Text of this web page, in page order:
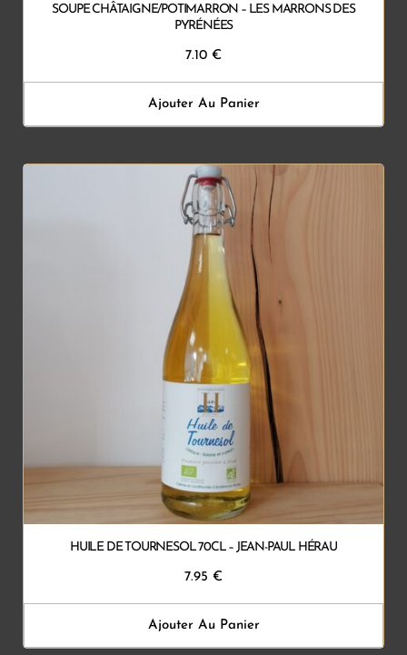
SOUPE CHÂTAIGNE/POTIMARRON – LES MARRONS DES
PYRÉNÉES
7.10 €
Ajouter Au Panier
HUILE DE TOURNESOL 70CL – JEAN-PAUL HÉRAU
7.95 €
Ajouter Au Panier